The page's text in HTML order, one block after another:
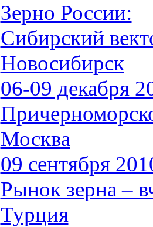
Зерно России:
Сибирский
Новосибирск
06-09 декабря
Москва
09 сентября
Рынок зерна –
Турция